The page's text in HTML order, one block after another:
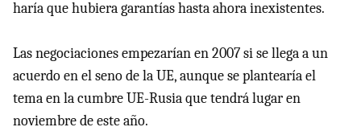
haría que hubiera garantías hasta ahora inexistentes.
Las negociaciones empezarían en 2007 si se llega a un
acuerdo en el seno de la UE, aunque se plantearía el
tema en la cumbre UE-Rusia que tendrá lugar en
noviembre de este año.